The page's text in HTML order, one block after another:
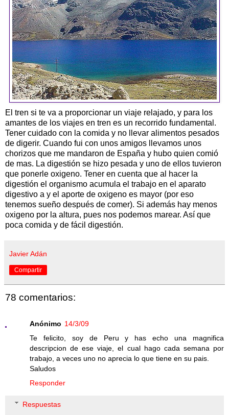
El tren si te va a proporcionar un viaje relajado, y para los
amantes de los viajes en tren es un recorrido fundamental.
Tener cuidado con la comida y no llevar alimentos pesados
de digerir. Cuando fui con unos amigos llevamos unos
chorizos que me mandaron de España y hubo quien comió
de mas. La digestión se hizo pesada y uno de ellos tuvieron
que ponerle oxigeno. Tener en cuenta que al hacer la
digestión el organismo acumula el trabajo en el aparato
digestivo a y el aporte de oxigeno es mayor (por eso
tenemos sueño después de comer). Si además hay menos
oxigeno por la altura, pues nos podemos marear. Así que
poca comida y de fácil digestión.
Javier Adán
Compartir
78 comentarios:
Anónimo 14/3/09
Te felicito, soy de Peru y has echo una magnifica
descripcion de ese viaje, el cual hago cada semana por
trabajo, a veces uno no aprecia lo que tiene en su pais.
Saludos
Responder
Respuestas